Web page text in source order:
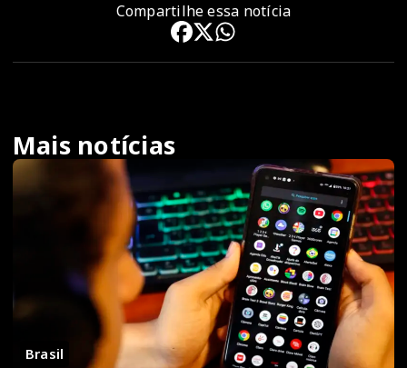
Compartilhe essa notícia
Mais notícias
Brasil